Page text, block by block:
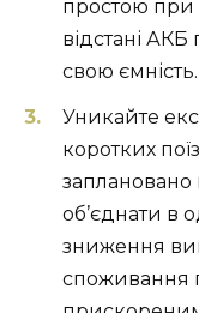
простою при
відстані
свою ємність.
Уникайте
коротких
заплановано
об’єднати в
зниження
споживання